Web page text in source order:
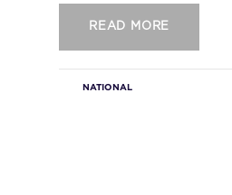
READ MORE
NATIONAL